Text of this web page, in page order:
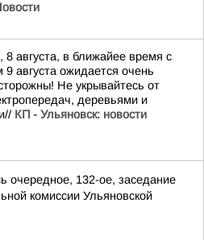
8 августа, в ближайее время с
августа ожидается очень
Не укрывайтесь от
деревьями и
КП - Ульяновск: новости
очередное, 132-ое, заседание
комиссии Ульяновской